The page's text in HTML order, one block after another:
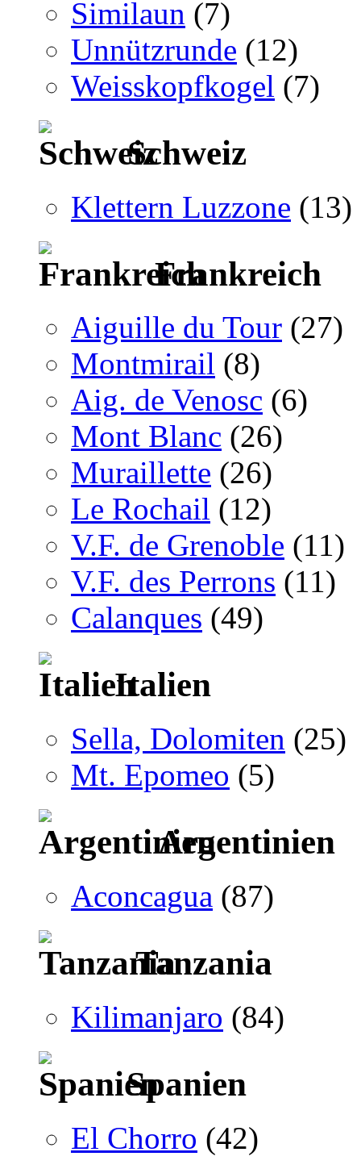
Similaun (7)
Unnützrunde (12)
Weisskopfkogel (7)
Schweiz
Klettern Luzzone (13)
Frankreich
Aiguille du Tour (27)
Montmirail (8)
Aig. de Venosc (6)
Mont Blanc (26)
Muraillette (26)
Le Rochail (12)
V.F. de Grenoble (11)
V.F. des Perrons (11)
Calanques (49)
Italien
Sella, Dolomiten (25)
Mt. Epomeo (5)
Argentinien
Aconcagua (87)
Tanzania
Kilimanjaro (84)
Spanien
El Chorro (42)